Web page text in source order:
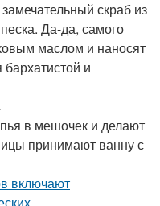
скраб из
Да-да, самого
маслом и наносят
и
в мешочек и делают
принимают ванну с